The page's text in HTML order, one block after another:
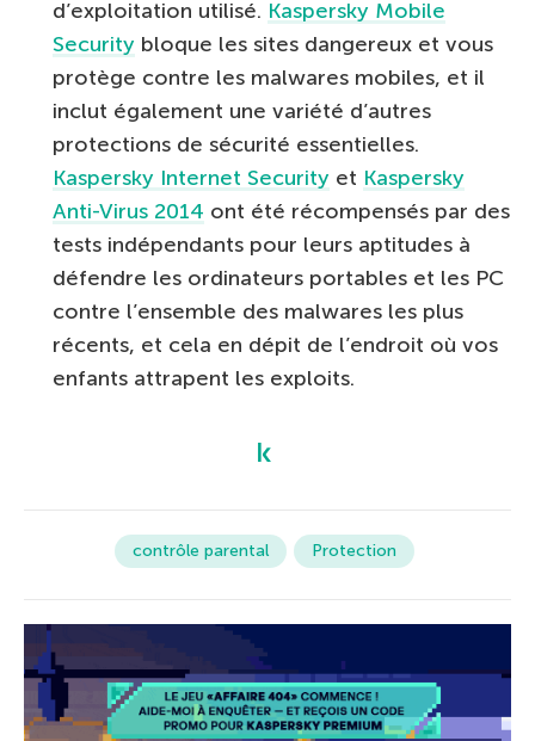
d’exploitation utilisé. Kaspersky Mobile
Security bloque les sites dangereux et vous
protège contre les malwares mobiles, et il
inclut également une variété d’autres
protections de sécurité essentielles.
Kaspersky Internet Security et Kaspersky
Anti-Virus 2014 ont été récompensés par des
tests indépendants pour leurs aptitudes à
défendre les ordinateurs portables et les PC
contre l’ensemble des malwares les plus
récents, et cela en dépit de l’endroit où vos
enfants attrapent les exploits.
contrôle parental Protection